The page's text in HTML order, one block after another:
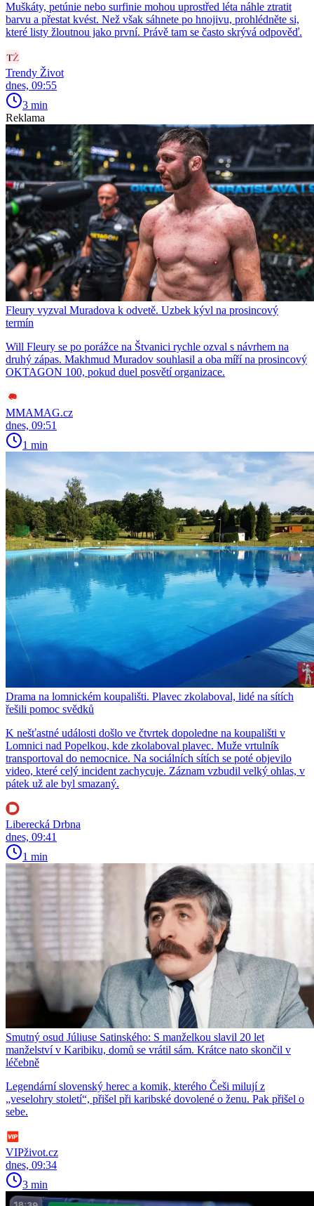
Muškáty, petúnie nebo surfinie mohou uprostřed léta náhle ztratit
barvu a přestat kvést. Než však sáhnete po hnojivu, prohlédněte si,
které listy žloutnou jako první. Právě tam se často skrývá odpověď.
Trendy Život
dnes, 09:55
3 min
Reklama
Fleury vyzval Muradova k odvetě. Uzbek kývl na prosincový
termín
Will Fleury se po porážce na Štvanici rychle ozval s návrhem na
druhý zápas. Makhmud Muradov souhlasil a oba míří na prosincový
OKTAGON 100, pokud duel posvětí organizace.
MMAMAG.cz
dnes, 09:51
1 min
Drama na lomnickém koupališti. Plavec zkolaboval, lidé na sítích
řešili pomoc svědků
K nešťastné události došlo ve čtvrtek dopoledne na koupališti v
Lomnici nad Popelkou, kde zkolaboval plavec. Muže vrtulník
transportoval do nemocnice. Na sociálních sítích se poté objevilo
video, které celý incident zachycuje. Záznam vzbudil velký ohlas, v
pátek už ale byl smazaný.
Liberecká Drbna
dnes, 09:41
1 min
Smutný osud Júliuse Satinského: S manželkou slavil 20 let
manželství v Karibiku, domů se vrátil sám. Krátce nato skončil v
léčebně
Legendární slovenský herec a komik, kterého Češi milují z
„veselohry století“, přišel při karibské dovolené o ženu. Pak přišel o
sebe.
VIPživot.cz
dnes, 09:34
3 min